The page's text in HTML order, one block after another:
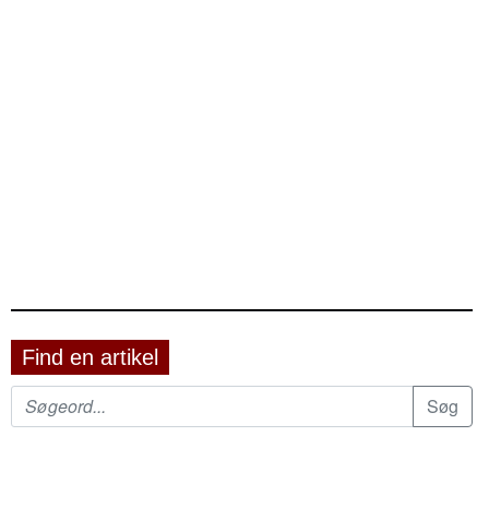
Find en artikel